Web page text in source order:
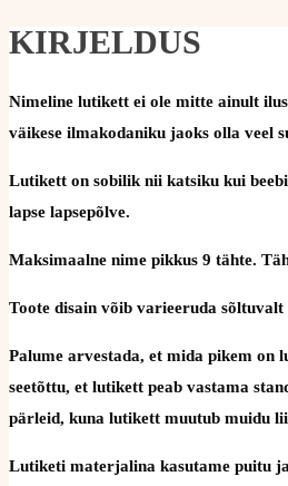
KIRJELDUS
Nimeline lutikett ei ole mitte ainult
väikese ilmakodaniku jaoks olla veel
Lutikett on sobilik nii katsiku kui
lapse lapsepõlve.
Maksimaalne nime pikkus 9 tähte.
Toote disain võib varieeruda
Palume arvestada, et mida pikem on
seetõttu, et lutikett peab vastama
pärleid, kuna lutikett muutub muidu
Lutiketi materjalina kasutame puitu